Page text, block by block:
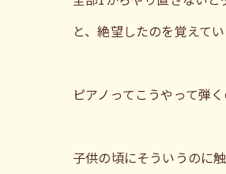
と、絶望したのを覚えてい
ピアノってこうやって弾く
子供の頃にそういうのに